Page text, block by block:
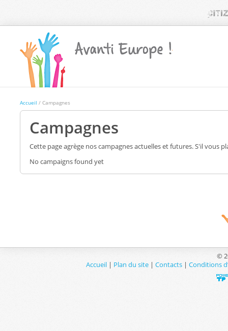
Accueil / Campagnes
Campagnes
Cette page agrège nos campagnes actuelles et futures. S'il vous
No campaigns found yet
©
Accueil | Plan du site | Contacts | Conditions